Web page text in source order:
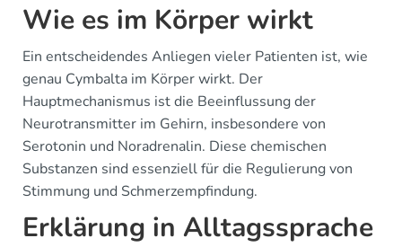
Wie es im Körper wirkt
Ein entscheidendes Anliegen vieler Patienten ist, wie
genau Cymbalta im Körper wirkt. Der
Hauptmechanismus ist die Beeinflussung der
Neurotransmitter im Gehirn, insbesondere von
Serotonin und Noradrenalin. Diese chemischen
Substanzen sind essenziell für die Regulierung von
Stimmung und Schmerzempfindung.
Erklärung in Alltagssprache